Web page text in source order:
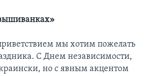
мы хотим пожелать
С Днем независимости,
но с явным акцентом